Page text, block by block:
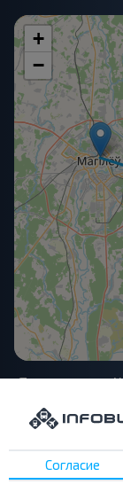
+
−
Другие
Витебск
Могилёв
Согласие